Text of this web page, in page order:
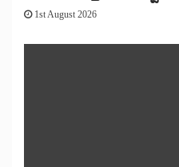
1st August 2026